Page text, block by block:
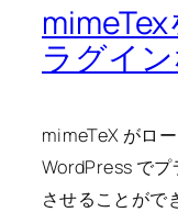
ラグイ
mimeTeX がロ
WordPress で
させることがで